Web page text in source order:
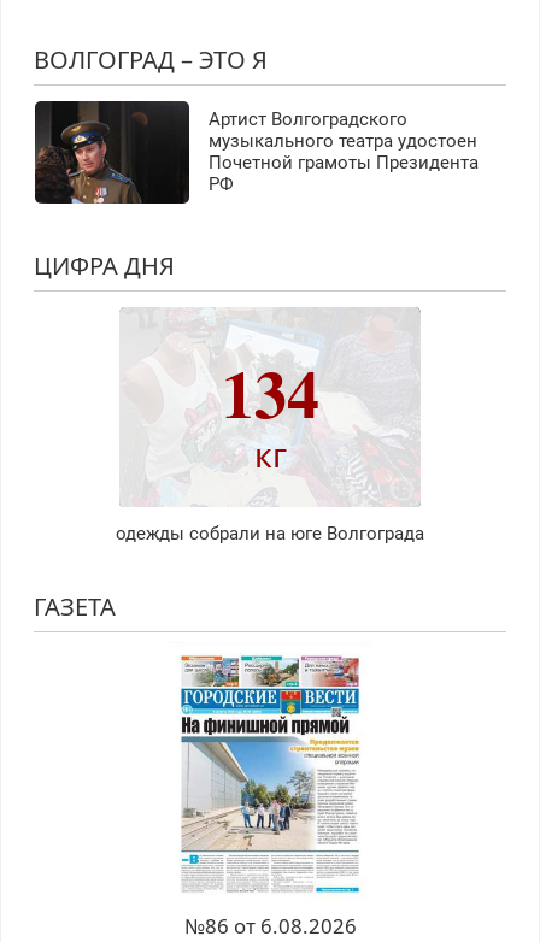
ВОЛГОГРАД – ЭТО Я
Артист Волгоградского
музыкального театра удостоен
Почетной грамоты Президента
РФ
ЦИФРА ДНЯ
134
кг
одежды собрали на юге Волгограда
ГАЗЕТА
№86 от 6.08.2026